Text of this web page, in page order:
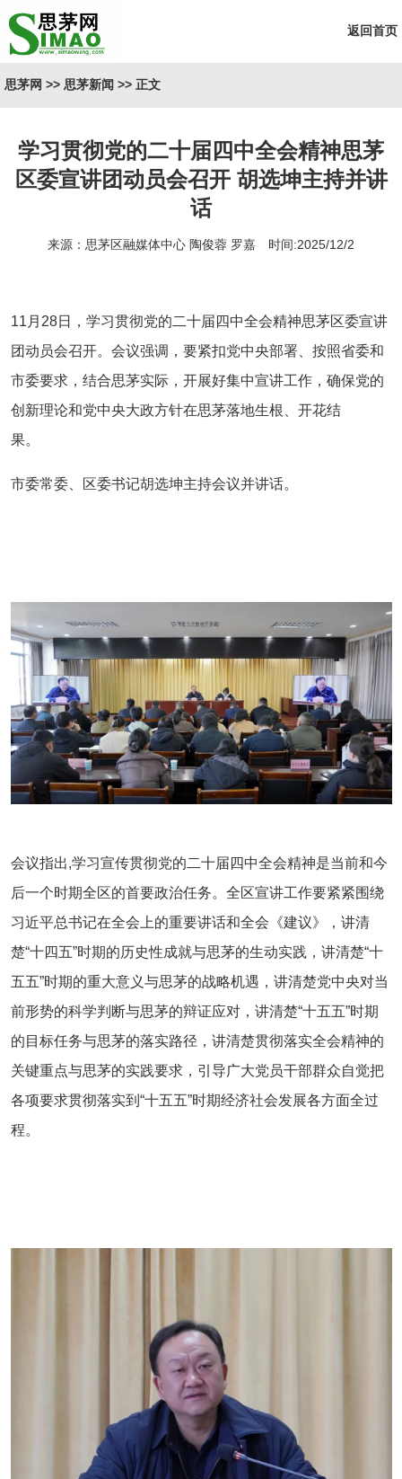
返回首页
思茅网 >> 思茅新闻 >> 正文
学习贯彻党的二十届四中全会精神思茅
区委宣讲团动员会召开 胡选坤主持并讲
话
来源：思茅区融媒体中心 陶俊蓉 罗嘉 时间:2025/12/2
11月28日，学习贯彻党的二十届四中全会精神思茅区委宣讲
团动员会召开。会议强调，要紧扣党中央部署、按照省委和
市委要求，结合思茅实际，开展好集中宣讲工作，确保党的
创新理论和党中央大政方针在思茅落地生根、开花结
果。
市委常委、区委书记胡选坤主持会议并讲话。
会议指出,学习宣传贯彻党的二十届四中全会精神是当前和今
后一个时期全区的首要政治任务。全区宣讲工作要紧紧围绕
习近平总书记在全会上的重要讲话和全会《建议》，讲清
楚“十四五”时期的历史性成就与思茅的生动实践，讲清楚“十
五五”时期的重大意义与思茅的战略机遇，讲清楚党中央对当
前形势的科学判断与思茅的辩证应对，讲清楚“十五五”时期
的目标任务与思茅的落实路径，讲清楚贯彻落实全会精神的
关键重点与思茅的实践要求，引导广大党员干部群众自觉把
各项要求贯彻落实到“十五五”时期经济社会发展各方面全过
程。